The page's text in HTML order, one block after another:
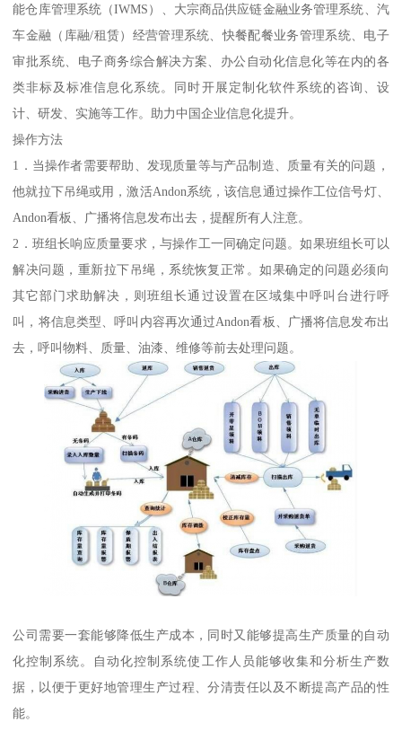
能仓库管理系统（IWMS）、大宗商品供应链金融业务管理系统、汽
车金融（库融/租赁）经营管理系统、快餐配餐业务管理系统、电子
审批系统、电子商务综合解决方案、办公自动化信息化等在内的各
类非标及标准信息化系统。同时开展定制化软件系统的咨询、设
计、研发、实施等工作。助力中国企业信息化提升。
操作方法
1．当操作者需要帮助、发现质量等与产品制造、质量有关的问题，
他就拉下吊绳或用，激活Andon系统，该信息通过操作工位信号灯、
Andon看板、广播将信息发布出去，提醒所有人注意。
2．班组长响应质量要求，与操作工一同确定问题。如果班组长可以
解决问题，重新拉下吊绳，系统恢复正常。如果确定的问题必须向
其它部门求助解决，则班组长通过设置在区域集中呼叫台进行呼
叫，将信息类型、呼叫内容再次通过Andon看板、广播将信息发布出
去，呼叫物料、质量、油漆、维修等前去处理问题。
公司需要一套能够降低生产成本，同时又能够提高生产质量的自动
化控制系统。自动化控制系统使工作人员能够收集和分析生产数
据，以便于更好地管理生产过程、分清责任以及不断提高产品的性
能。